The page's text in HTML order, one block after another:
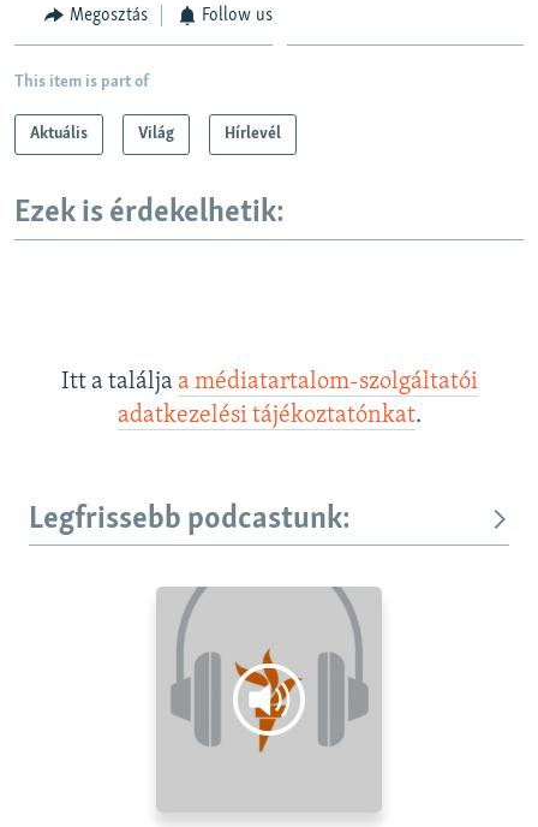
Megosztás Follow us
This item is part of
Aktuális Világ Hírlevél
Ezek is érdekelhetik:
Itt a találja a médiatartalom-szolgáltatói
adatkezelési tájékoztatónkat.
Legfrissebb podcastunk: